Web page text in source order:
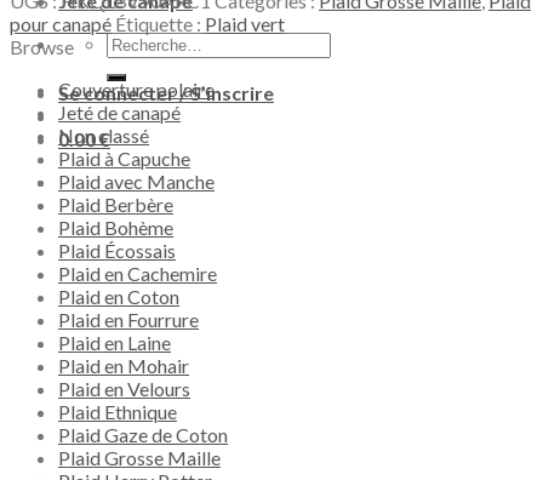
Recherche
pour :
Se connecter / S’inscrire
0.00€
grosse
maille
chunky
(vert
turquoise)
pour canapé Étiquette : Plaid vert
Browse
Couverture polaire
Jeté de canapé
Non classé
Plaid à Capuche
Plaid avec Manche
Plaid Berbère
Plaid Bohème
Plaid Écossais
Plaid en Cachemire
Plaid en Coton
Plaid en Fourrure
Plaid en Laine
Plaid en Mohair
Plaid en Velours
Plaid Ethnique
Plaid Gaze de Coton
Plaid Grosse Maille